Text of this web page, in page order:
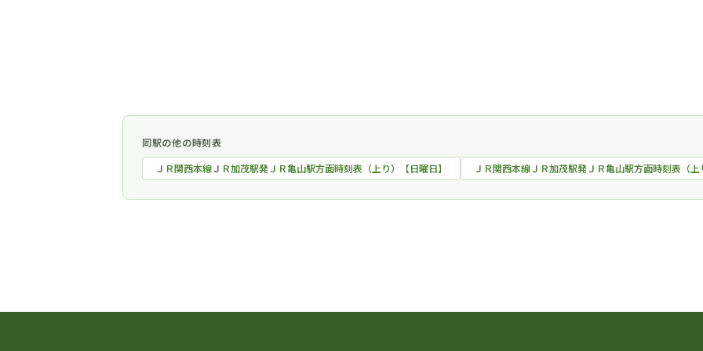
同駅の他の時刻表
ＪＲ関西本線ＪＲ加茂駅発ＪＲ亀山駅方面時刻表（上り）【日曜日】
ＪＲ関西本線ＪＲ加茂駅発ＪＲ亀山駅方面時刻表（上